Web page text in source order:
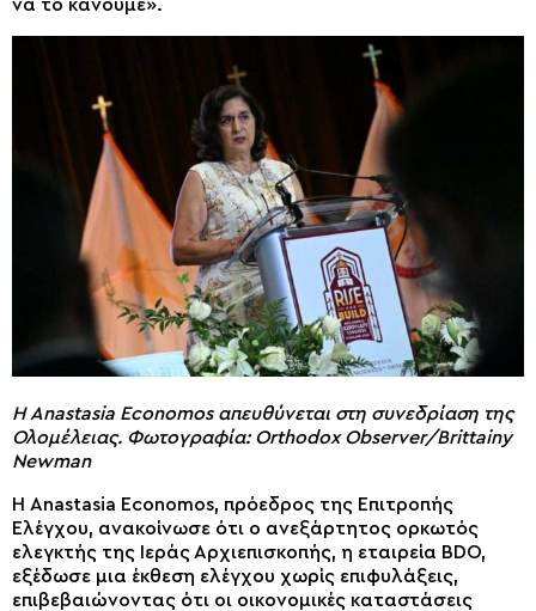
να το κάνουμε».
Η Anastasia Economos απευθύνεται στη συνεδρίαση της
Ολομέλειας. Φωτογραφία: Orthodox Observer/Brittainy
Newman
Η Anastasia Economos, πρόεδρος της Επιτροπής
Ελέγχου, ανακοίνωσε ότι ο ανεξάρτητος ορκωτός
ελεγκτής της Ιεράς Αρχιεπισκοπής, η εταιρεία BDO,
εξέδωσε μια έκθεση ελέγχου χωρίς επιφυλάξεις,
επιβεβαιώνοντας ότι οι οικονομικές καταστάσεις